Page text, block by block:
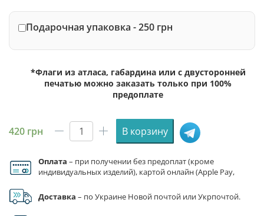
Подарочная упаковка - 250 грн
*Флаги из атласа, габардина или с двусторонней
печатью можно заказать только при 100%
предоплате
420 грн
Количество
Флаг
«русский
корабль
В корзину
Оплата – при получении без предоплат (кроме
индивидуальных изделий), картой онлайн (Apple Pay,
Доставка – по Украине Новой почтой или Укрпочтой.